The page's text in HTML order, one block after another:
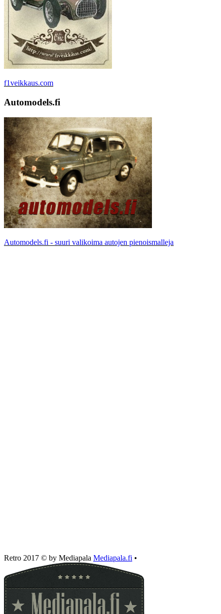
f1veikkaus.com
Automodels.fi
Automodels.fi - suuri valikoima autojen pienoismalleja
Retro 2017 © by Mediapala Mediapala.fi •